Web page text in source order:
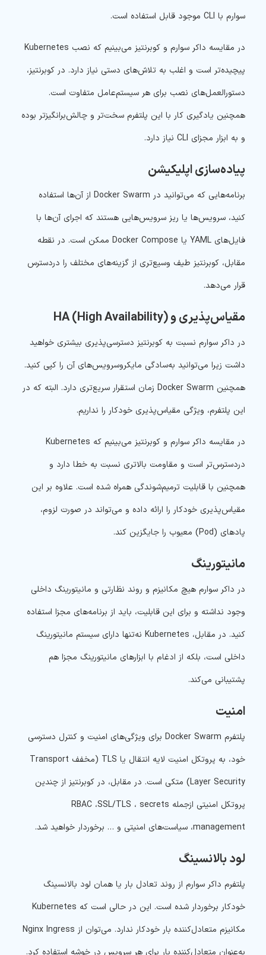
سوارم با CLI موجود قابل استفاده است.
در مقایسه داکر سوارم و کوبرنتیز می‌بینیم که نصب Kubernetes
پیچیده‌تر است و اغلب به تلاش‌های دستی نیاز دارد. در کوبرنتیز،
دستورالعمل‌های نصب برای هر سیستم‌عامل متفاوت است.
همچنین یادگیری کار با این پلتفرم سخت‌تر و چالش‌برانگیزتر بوده
و به ابزار مجزای CLI نیاز دارد.
پیاده‌سازی اپلیکیشن
برنامه‌هایی که می‌توانید در Docker Swarm از آن‌ها استفاده
کنید، سرویس‌ها یا ریز سرویس‌هایی هستند که اجرای آن‌ها با
فایل‌های YAML یا Docker Compose ممکن است. در نقطه
مقابل، کوبرنتیز طیف وسیع‌تری از گزینه‌های مختلف را دردسترس
قرار می‌دهد.
مقیاس‌پذیری و HA (High Availability)
در داکر سوارم نسبت به کوبرنتیز دسترسی‌پذیری بیشتری خواهید
داشت زیرا می‌توانید به‌سادگی مایکروسرویس‌های آن را کپی کنید.
همچنین Docker Swarm زمان استقرار سریع‌تری دارد. البته که در
این پلتفرم، ویژگی مقیاس‌پذیری خودکار را نداریم.
در مقایسه داکر سوارم و کوبرنتیز می‌بینیم که Kubernetes
دردسترس‌تر است و مقاومت بالاتری نسبت به خطا دارد و
همچنین با قابلیت ترمیم‌شوندگی همراه شده است. علاوه بر این
مقیاس‌پذیری خودکار را ارائه داده و می‌تواند در صورت لزوم،
پادهای (Pod) معیوب را جایگزین کند.
مانیتورینگ
در داکر سوارم هیچ مکانیزم و روند نظارتی و مانیتورینگ داخلی
وجود نداشته و برای این قابلیت، باید از برنامه‌های مجزا استفاده
کنید. در مقابل، Kubernetes نه‌تنها دارای سیستم مانیتورینگ
داخلی است، بلکه از ادغام با ابزارهای مانیتورینگ مجزا هم
پشتیبانی می‌کند.
امنیت
پلتفرم Docker Swarm برای ویژگی‌های امنیت و کنترل دسترسی
خود، به پروتکل امنیت لایه انتقال یا TLS (مخفف Transport
Layer Security) متکی است. در مقابل، در کوبرنتیز از چندین
پروتکل امنیتی ازجمله RBAC ،SSL/TLS ، secrets
management، سیاست‌های امنیتی و … برخوردار خواهید شد.
لود بالانسینگ
پلتفرم داکر سوارم از روند تعادل بار یا همان لود بالانسینگ
خودکار برخوردار شده است. این در حالی است که Kubernetes
مکانیزم متعادل‌کننده بار خودکار ندارد. می‌توان از Nginx Ingress
به‌عنوان متعادل‌کننده بار برای هر سرویس در خوشه استفاده کرد.